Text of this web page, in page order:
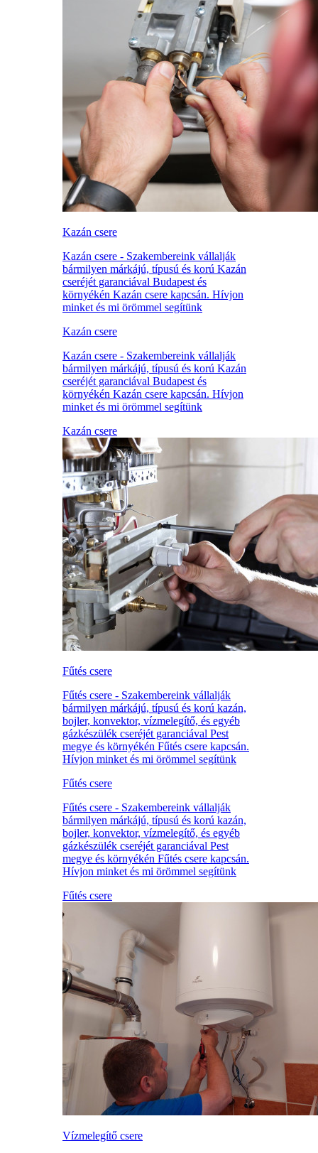
Kazán csere
Kazán csere - Szakembereink vállalják
bármilyen márkájú, típusú és korú Kazán
cseréjét garanciával Budapest és
környékén Kazán csere kapcsán. Hívjon
minket és mi örömmel segítünk
Kazán csere
Kazán csere - Szakembereink vállalják
bármilyen márkájú, típusú és korú Kazán
cseréjét garanciával Budapest és
környékén Kazán csere kapcsán. Hívjon
minket és mi örömmel segítünk
Kazán csere
Fűtés csere
Fűtés csere - Szakembereink vállalják
bármilyen márkájú, típusú és korú kazán,
bojler, konvektor, vízmelegítő, és egyéb
gázkészülék cseréjét garanciával Pest
megye és környékén Fűtés csere kapcsán.
Hívjon minket és mi örömmel segítünk
Fűtés csere
Fűtés csere - Szakembereink vállalják
bármilyen márkájú, típusú és korú kazán,
bojler, konvektor, vízmelegítő, és egyéb
gázkészülék cseréjét garanciával Pest
megye és környékén Fűtés csere kapcsán.
Hívjon minket és mi örömmel segítünk
Fűtés csere
Vízmelegítő csere